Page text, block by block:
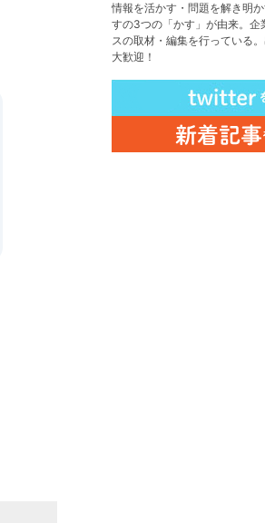
情報を活かす・問題を解き明
すの3つの「かす」が由来。企
スの取材・編集を行っている。
大歓迎！